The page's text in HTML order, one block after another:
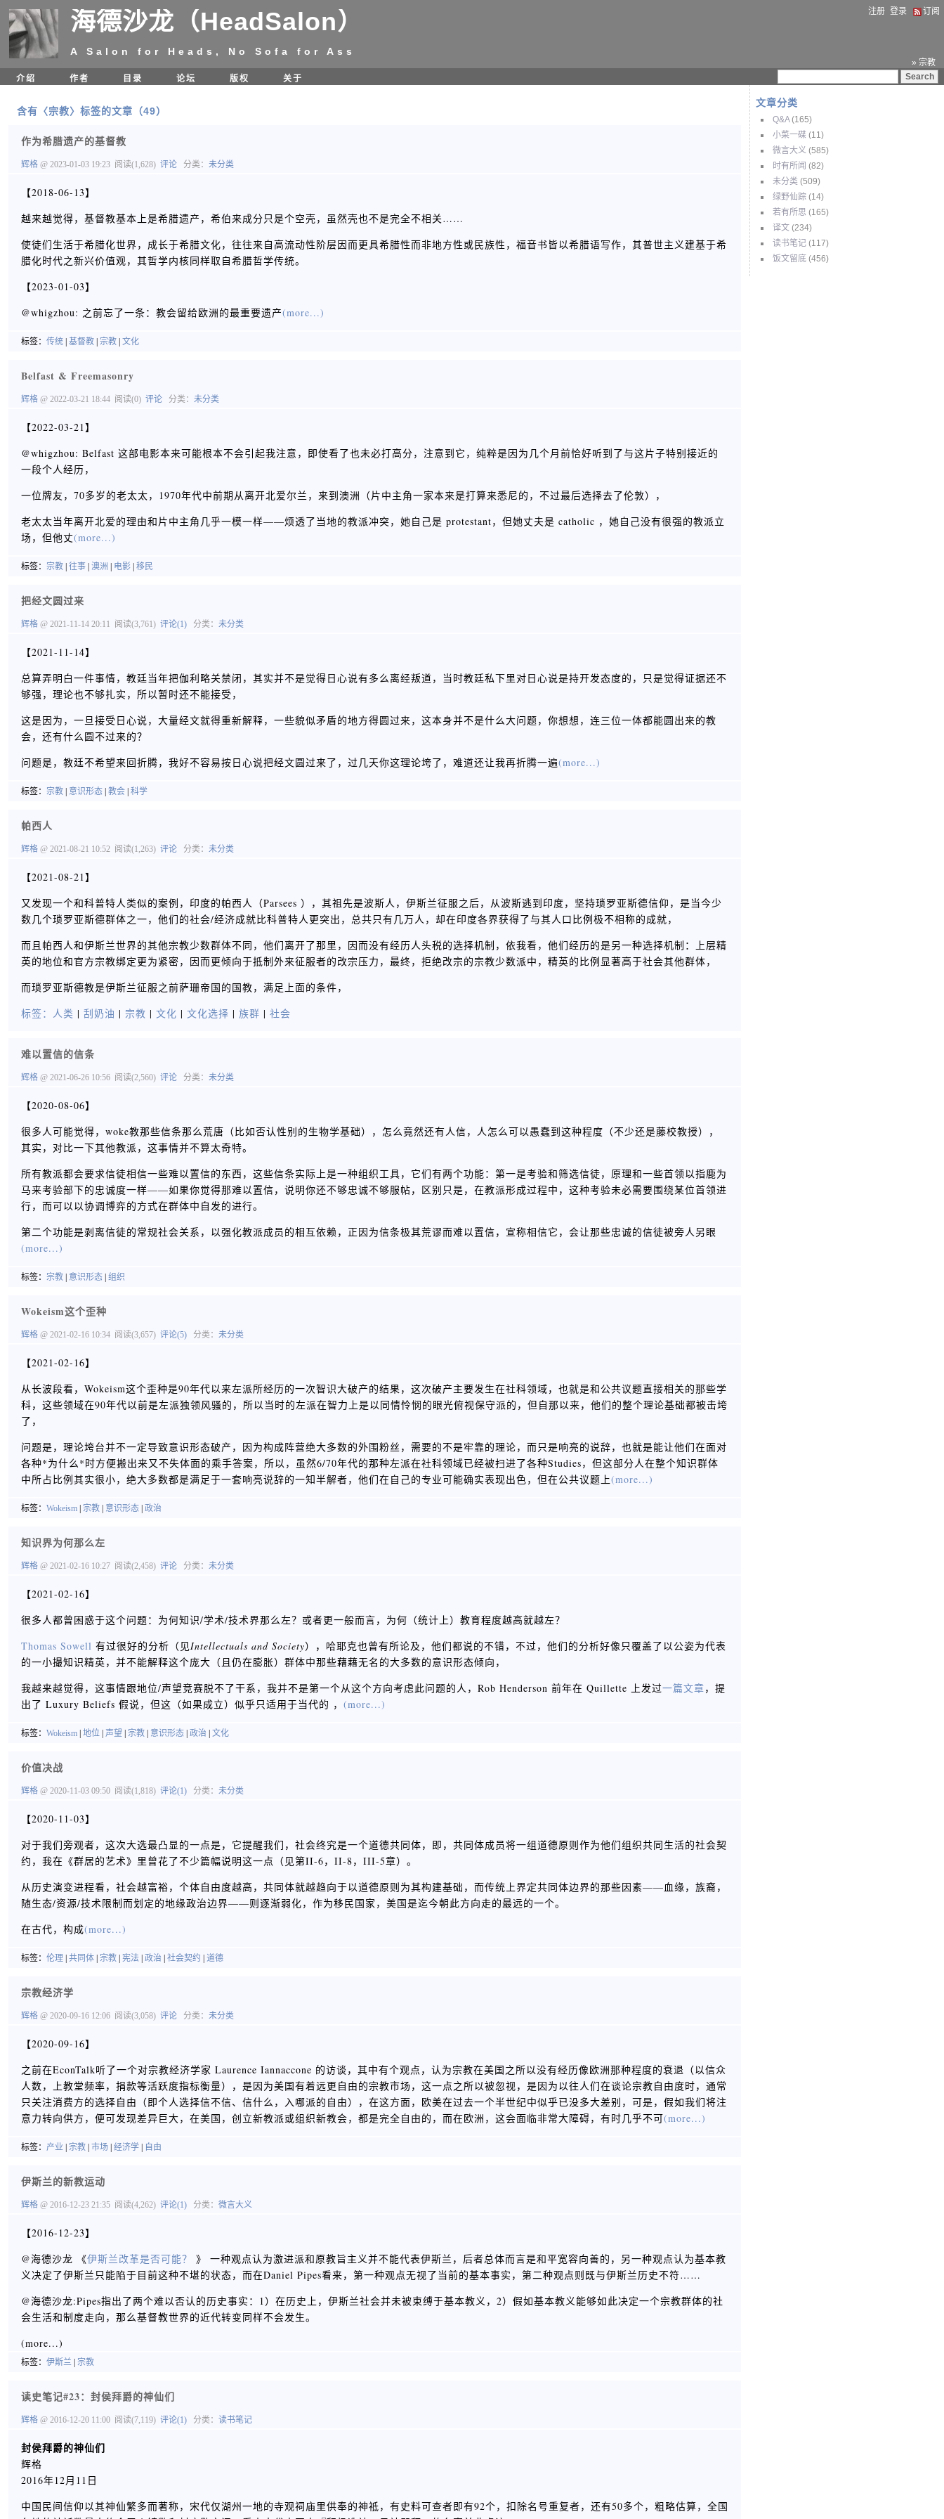
海德沙龙（HeadSalon）
A Salon for Heads, No Sofa for Ass
注册 登录 订阅
» 宗教
介绍
作者 目录 论坛 版权 关于
文章分类
Q&A(165)
小菜一碟 (11)
微言大义 (585)
时有所闻 (82)
未分类 (509)
绿野仙踪 (14)
若有所思 (165)
译文 (234)
读书笔记 (117)
饭文留底 (456)
含有〈宗教〉标签的文章（49）
作为希腊遗产的基督教
辉格 @ 2023-01-03 19:23 阅读(1,628) 评论 分类： 未分类
【2018-06-13】
越来越觉得，基督教基本上是希腊遗产，希伯来成分只是个空壳，虽然壳也不是完全不相关…… ​​​​
使徒们生活于希腊化世界，成长于希腊文化，往往来自高流动性阶层因而更具希腊性而非地方性或民族性，福音书皆以希腊语写作，其普世主义建基于希
腊化时代之新兴价值观，其哲学内核同样取自希腊哲学传统。 ​​​​
【2023-01-03】
@whigzhou: 之前忘了一条：教会留给欧洲的最重要遗产(more...)
标签： 传统 基督教 宗教 文化
Belfast & Freemasonry
辉格 @ 2022-03-21 18:44 阅读(0) 评论 分类： 未分类
【2022-03-21】
@whigzhou: Belfast 这部电影本来可能根本不会引起我注意，即使看了也未必打高分，注意到它，纯粹是因为几个月前恰好听到了与这片子特别接近的
一段个人经历，
一位牌友，70多岁的老太太，1970年代中前期从离开北爱尔兰，来到澳洲（片中主角一家本来是打算来悉尼的，不过最后选择去了伦敦），
老太太当年离开北爱的理由和片中主角几乎一模一样——烦透了当地的教派冲突，她自己是 protestant，但她丈夫是 catholic ，她自己没有很强的教派立
场，但他丈(more...)
标签： 宗教 往事 澳洲 电影 移民
把经文圆过来
辉格 @ 2021-11-14 20:11 阅读(3,761) 评论(1) 分类： 未分类
【2021-11-14】
总算弄明白一件事情，教廷当年把伽利略关禁闭，其实并不是觉得日心说有多么离经叛道，当时教廷私下里对日心说是持开发态度的，只是觉得证据还不
够强，理论也不够扎实，所以暂时还不能接受，
这是因为，一旦接受日心说，大量经文就得重新解释，一些貌似矛盾的地方得圆过来，这本身并不是什么大问题，你想想，连三位一体都能圆出来的教
会，还有什么圆不过来的？
问题是，教廷不希望来回折腾，我好不容易按日心说把经文圆过来了，过几天你这理论垮了，难道还让我再折腾一遍(more...)
标签： 宗教 意识形态 教会 科学
帕西人
辉格 @ 2021-08-21 10:52 阅读(1,263) 评论 分类： 未分类
【2021-08-21】
又发现一个和科普特人类似的案例，印度的帕西人（Parsees ），其祖先是波斯人，伊斯兰征服之后，从波斯逃到印度，坚持琐罗亚斯德信仰，是当今少
数几个琐罗亚斯德群体之一，他们的社会/经济成就比科普特人更突出，总共只有几万人，却在印度各界获得了与其人口比例极不相称的成就，
而且帕西人和伊斯兰世界的其他宗教少数群体不同，他们离开了那里，因而没有经历人头税的选择机制，依我看，他们经历的是另一种选择机制：上层精
英的地位和官方宗教绑定更为紧密，因而更倾向于抵制外来征服者的改宗压力，最终，拒绝改宗的宗教少数派中，精英的比例显著高于社会其他群体，
而琐罗亚斯德教是伊斯兰征服之前萨珊帝国的国教，满足上面的条件，
标签： 人类 | 刮奶油 | 宗教 | 文化 | 文化选择 | 族群 | 社会
难以置信的信条
辉格 @ 2021-06-26 10:56 阅读(2,560) 评论 分类： 未分类
【2020-08-06】
很多人可能觉得，woke教那些信条那么荒唐（比如否认性别的生物学基础），怎么竟然还有人信，人怎么可以愚蠢到这种程度（不少还是藤校教授），
其实，对比一下其他教派，这事情并不算太奇特。
所有教派都会要求信徒相信一些难以置信的东西，这些信条实际上是一种组织工具，它们有两个功能：第一是考验和筛选信徒，原理和一些首领以指鹿为
马来考验部下的忠诚度一样——如果你觉得那难以置信，说明你还不够忠诚不够服帖，区别只是，在教派形成过程中，这种考验未必需要围绕某位首领进
行，而可以以协调博弈的方式在群体中自发的进行。
第二个功能是剥离信徒的常规社会关系，以强化教派成员的相互依赖，正因为信条极其荒谬而难以置信，宣称相信它，会让那些忠诚的信徒被旁人另眼
(more...)
标签： 宗教 意识形态 组织
Wokeism这个歪种
辉格 @ 2021-02-16 10:34 阅读(3,657) 评论(5) 分类： 未分类
【2021-02-16】
从长波段看，Wokeism这个歪种是90年代以来左派所经历的一次智识大破产的结果，这次破产主要发生在社科领域，也就是和公共议题直接相关的那些学
科，这些领域在90年代以前是左派独领风骚的，所以当时的左派在智力上是以同情怜悯的眼光俯视保守派的，但自那以来，他们的整个理论基础都被击垮
了，
问题是，理论垮台并不一定导致意识形态破产，因为构成阵营绝大多数的外围粉丝，需要的不是牢靠的理论，而只是响亮的说辞，也就是能让他们在面对
各种*为什么*时方便搬出来又不失体面的乘手答案，所以，虽然6/70年代的那种左派在社科领域已经被扫进了各种Studies，但这部分人在整个知识群体
中所占比例其实很小，绝大多数都是满足于一套响亮说辞的一知半解者，他们在自己的专业可能确实表现出色，但在公共议题上(more...)
标签： Wokeism 宗教 意识形态 政治
知识界为何那么左
辉格 @ 2021-02-16 10:27 阅读(2,458) 评论 分类： 未分类
【2021-02-16】
很多人都曾困惑于这个问题：为何知识/学术/技术界那么左？或者更一般而言，为何（统计上）教育程度越高就越左？
Thomas Sowell 有过很好的分析（见Intellectuals and Society），哈耶克也曾有所论及，他们都说的不错，不过，他们的分析好像只覆盖了以公姿为代表
的一小撮知识精英，并不能解释这个庞大（且仍在膨胀）群体中那些藉藉无名的大多数的意识形态倾向，
我越来越觉得，这事情跟地位/声望竞赛脱不了干系，我并不是第一个从这个方向考虑此问题的人，Rob Henderson 前年在 Quillette 上发过一篇文章，提
出了 Luxury Beliefs 假说，但这（如果成立）似乎只适用于当代的 ， (more...)
标签： Wokeism 地位 声望 宗教 意识形态 政治 文化
价值决战
辉格 @ 2020-11-03 09:50 阅读(1,818) 评论(1) 分类： 未分类
【2020-11-03】
对于我们旁观者，这次大选最凸显的一点是，它提醒我们，社会终究是一个道德共同体，即，共同体成员将一组道德原则作为他们组织共同生活的社会契
约，我在《群居的艺术》里曾花了不少篇幅说明这一点（见第II-6，II-8，III-5章）。
从历史演变进程看，社会越富裕，个体自由度越高，共同体就越趋向于以道德原则为其构建基础，而传统上界定共同体边界的那些因素——血缘，族裔，
随生态/资源/技术限制而划定的地缘政治边界——则逐渐弱化，作为移民国家，美国是迄今朝此方向走的最远的一个。
在古代，构成(more...)
标签： 伦理 共同体 宗教 宪法 政治 社会契约 道德
宗教经济学
辉格 @ 2020-09-16 12:06 阅读(3,058) 评论 分类： 未分类
【2020-09-16】
之前在EconTalk听了一个对宗教经济学家 Laurence Iannaccone 的访谈，其中有个观点，认为宗教在美国之所以没有经历像欧洲那种程度的衰退（以信众
人数，上教堂频率，捐款等活跃度指标衡量），是因为美国有着远更自由的宗教市场，这一点之所以被忽视，是因为以往人们在谈论宗教自由度时，通常
只关注消费方的选择自由（即个人选择信不信、信什么，入哪派的自由），在这方面，欧美在过去一个半世纪中似乎已没多大差别，可是，假如我们将注
意力转向供方，便可发现差异巨大，在美国，创立新教派或组织新教会，都是完全自由的，而在欧洲，这会面临非常大障碍，有时几乎不可(more...)
标签： 产业 宗教 市场 经济学 自由
伊斯兰的新教运动
辉格 @ 2016-12-23 21:35 阅读(4,262) 评论(1) 分类： 微言大义
【2016-12-23】
@海德沙龙 《伊斯兰改革是否可能？
​​​​》 一种观点认为激进派和原教旨主义并不能代表伊斯兰，后者总体而言是和平宽容向善的，另一种观点认为基本教
义决定了伊斯兰只能陷于目前这种不堪的状态，而在Daniel Pipes看来，第一种观点无视了当前的基本事实，第二种观点则既与伊斯兰历史不符……
@海德沙龙:Pipes指出了两个难以否认的历史事实：1）在历史上，伊斯兰社会并未被束缚于基本教义，2）假如基本教义能够如此决定一个宗教群体的社
会生活和制度走向，那么基督教世界的近代转变同样不会发生。
(more...)
标签： 伊斯兰 宗教
读史笔记#23：封侯拜爵的神仙们
辉格 @ 2016-12-20 11:00 阅读(7,119) 评论(1) 分类： 读书笔记
封侯拜爵的神仙们
辉格
2016年12月11日
中国民间信仰以其神仙繁多而著称，宋代仅湖州一地的寺观祠庙里供奉的神祗，有史料可查者即有92个，扣除名号重复者，还有50多个，粗略估算，全国